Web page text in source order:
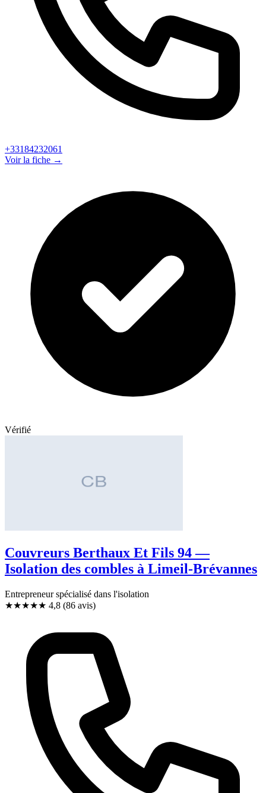
+33184232061
Voir la fiche →
Vérifié
Couvreurs Berthaux Et Fils 94 —
Isolation des combles à Limeil-Brévannes
Entrepreneur spécialisé dans l'isolation
★★★★★ 4,8 (86 avis)